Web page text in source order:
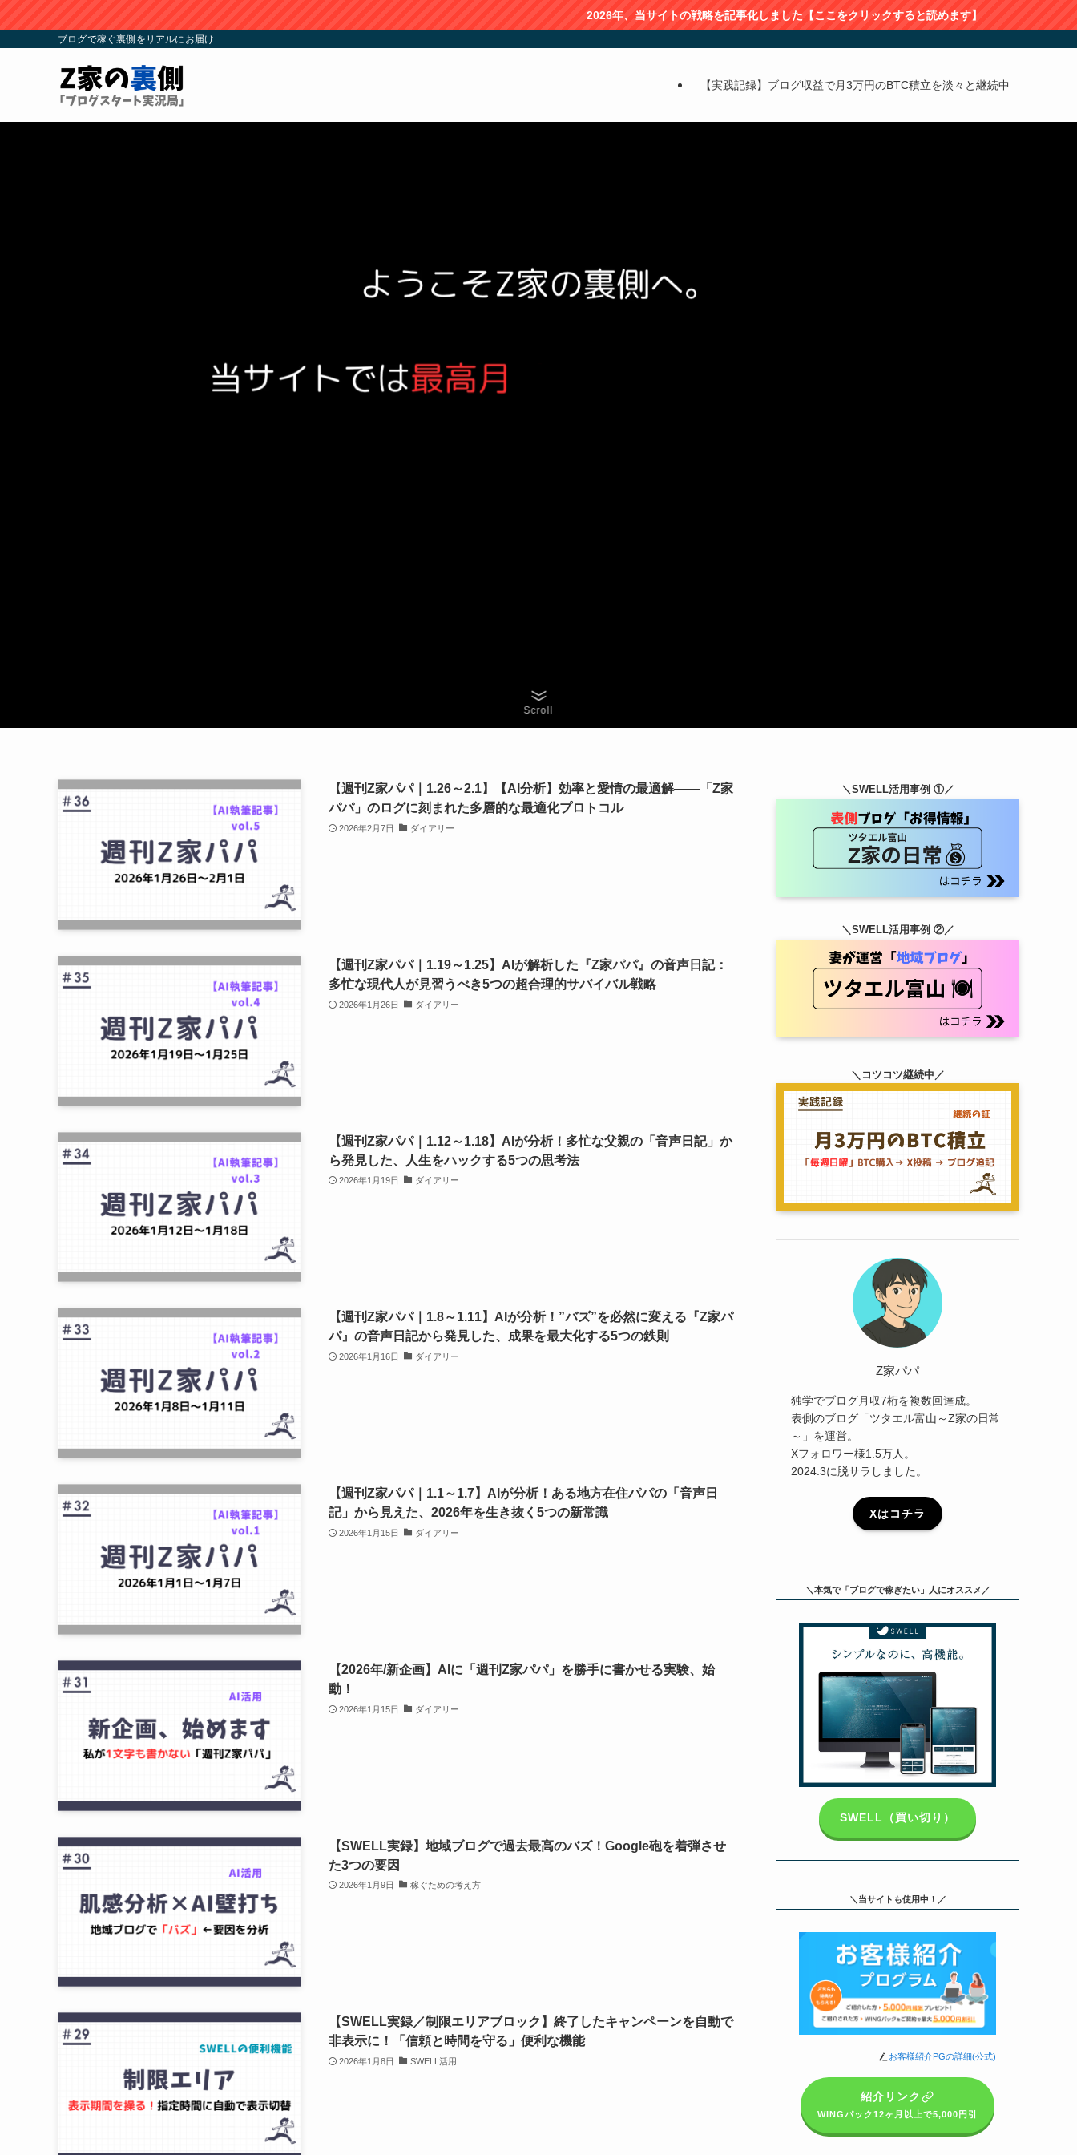
2026年、当サイトの戦略を記事化しました【ここをクリックすると読めます】
ブログで稼ぐ裏側をリアルにお届け
【実践記録】ブログ収益で月3万円のBTC積立を淡々と継続中
Scroll
【週刊Z家パパ｜1.26～2.1】【AI分析】効率と愛情の最適解――「Z家
パパ」のログに刻まれた多層的な最適化プロトコル
2026年2月7日 ダイアリー
【週刊Z家パパ｜1.19～1.25】AIが解析した『Z家パパ』の音声日記：
多忙な現代人が見習うべき5つの超合理的サバイバル戦略
2026年1月26日 ダイアリー
【週刊Z家パパ｜1.12～1.18】AIが分析！多忙な父親の「音声日記」か
ら発見した、人生をハックする5つの思考法
2026年1月19日 ダイアリー
【週刊Z家パパ｜1.8～1.11】AIが分析！”バズ”を必然に変える『Z家パ
パ』の音声日記から発見した、成果を最大化する5つの鉄則
2026年1月16日 ダイアリー
【週刊Z家パパ｜1.1～1.7】AIが分析！ある地方在住パパの「音声日
記」から見えた、2026年を生き抜く5つの新常識
2026年1月15日 ダイアリー
【2026年/新企画】AIに「週刊Z家パパ」を勝手に書かせる実験、始
動！
2026年1月15日 ダイアリー
【SWELL実録】地域ブログで過去最高のバズ！Google砲を着弾させ
た3つの要因
2026年1月9日 稼ぐための考え方
【SWELL実録／制限エリアブロック】終了したキャンペーンを自動で
非表示に！「信頼と時間を守る」便利な機能
2026年1月8日 SWELL活用
＼SWELL活用事例 ①／
＼SWELL活用事例 ②／
＼コツコツ継続中／
Z家パパ
独学でブログ月収7桁を複数回達成。
表側のブログ「ツタエル富山～Z家の日常
～」を運営。
Xフォロワー様1.5万人。
2024.3に脱サラしました。
Xはコチラ
＼本気で「ブログで稼ぎたい」人にオススメ／
SWELL（買い切り）
＼当サイトも使用中！／
お客様紹介PGの詳細(公式)
紹介リンク
WINGパック12ヶ月以上で5,000円引